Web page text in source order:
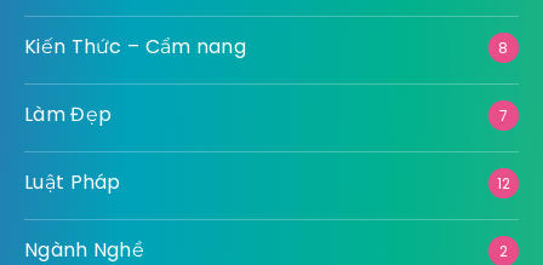
Kiến Thức – Cẩm nang 8
Làm Đẹp 7
Luật Pháp 12
Ngành Nghề 2